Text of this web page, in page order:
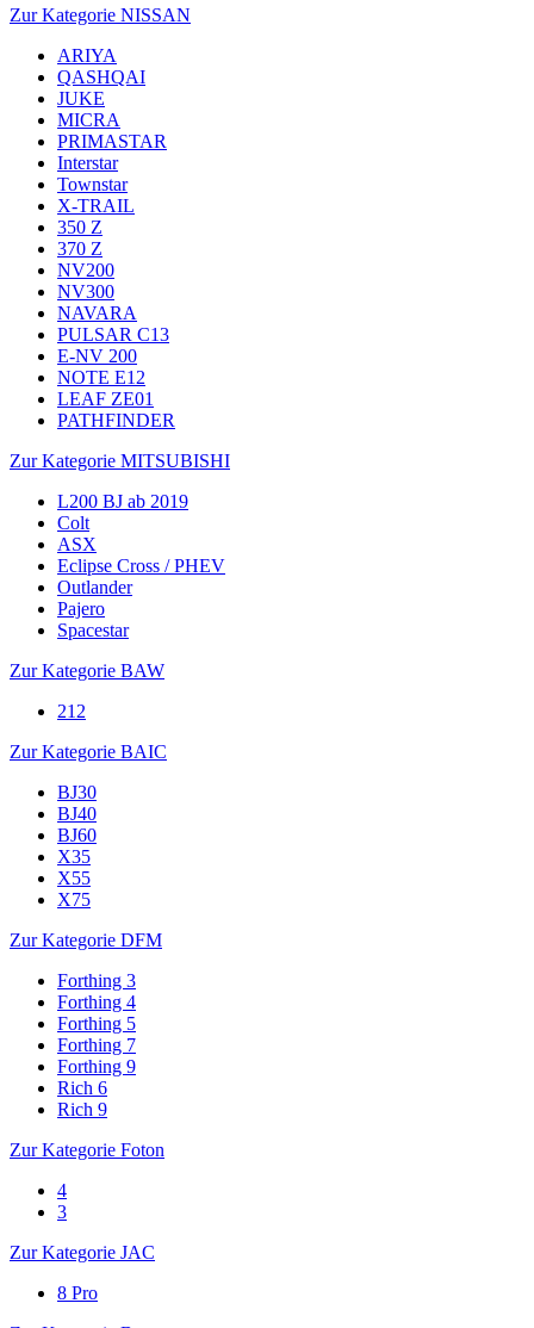
Zur Kategorie NISSAN
ARIYA
QASHQAI
JUKE
MICRA
PRIMASTAR
Interstar
Townstar
X-TRAIL
350 Z
370 Z
NV200
NV300
NAVARA
PULSAR C13
E-NV 200
NOTE E12
LEAF ZE01
PATHFINDER
Zur Kategorie MITSUBISHI
L200 BJ ab 2019
Colt
ASX
Eclipse Cross / PHEV
Outlander
Pajero
Spacestar
Zur Kategorie BAW
212
Zur Kategorie BAIC
BJ30
BJ40
BJ60
X35
X55
X75
Zur Kategorie DFM
Forthing 3
Forthing 4
Forthing 5
Forthing 7
Forthing 9
Rich 6
Rich 9
Zur Kategorie Foton
4
3
Zur Kategorie JAC
8 Pro